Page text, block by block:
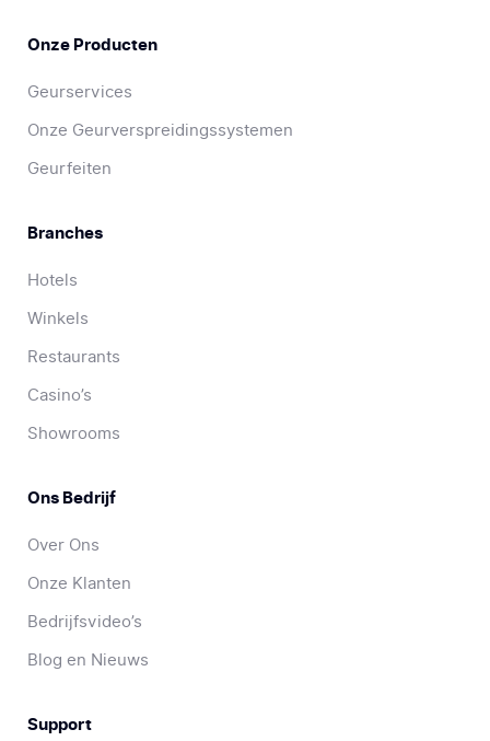
Onze Producten
Geurservices
Onze Geurverspreidingssystemen
Geurfeiten
Branches
Hotels
Winkels
Restaurants
Casino’s
Showrooms
Ons Bedrijf
Over Ons
Onze Klanten
Bedrijfsvideo’s
Blog en Nieuws
Support